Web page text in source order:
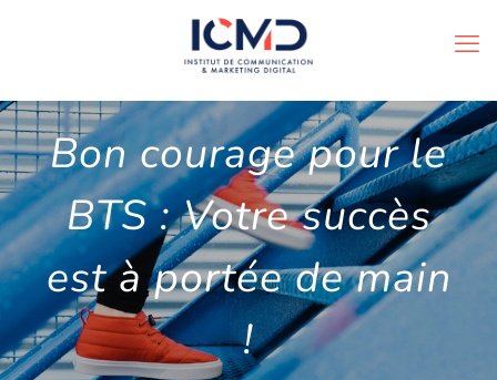
Bon courage pour le
BTS : Votre succès
est à portée de main
!